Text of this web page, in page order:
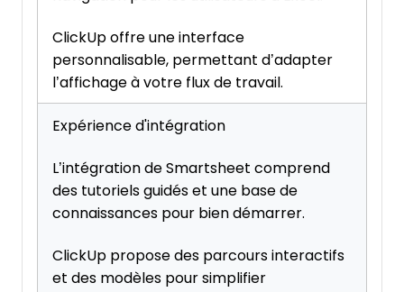
ClickUp offre une interface
personnalisable, permettant d’adapter
l’affichage à votre flux de travail.
Expérience d'intégration
L’intégration de Smartsheet comprend
des tutoriels guidés et une base de
connaissances pour bien démarrer.
ClickUp propose des parcours interactifs
et des modèles pour simplifier